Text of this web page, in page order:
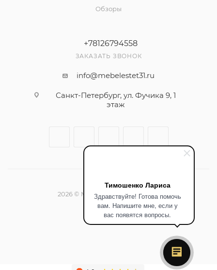
Тимошенко Лариса
Здравствуйте! Готова помочь
вам. Напишите мне, если у
вас появятся вопросы.
Обзоры
+78126794558
ЗАКАЗАТЬ ЗВОНОК
info@mebelestet31.ru
Санкт-Петербург, ул. Фучика 9, 1
этаж
2026 © Мебельный салон Эстет